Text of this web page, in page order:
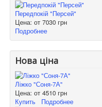
Передпокій "Персей"
Цена: от 7030 грн
Подробнее
Нова ціна
Ліжко "Соня-7А"
Цена: от 4510 грн
Купить
Подробнее